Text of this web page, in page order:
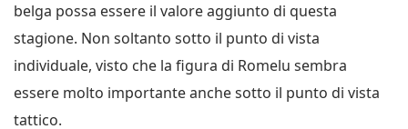
belga possa essere il valore aggiunto di questa
stagione. Non soltanto sotto il punto di vista
individuale, visto che la figura di Romelu sembra
essere molto importante anche sotto il punto di vista
tattico.